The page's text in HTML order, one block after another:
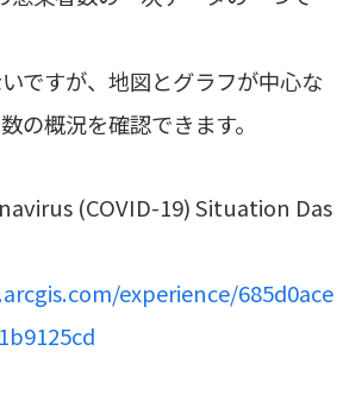
ですが、地図とグラフが中心な
の概況を確認できます。
(COVID-19) Situation Das
experience/685d0ace